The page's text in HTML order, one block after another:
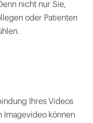
nicht nur Sie,
oder Patienten
Ihres Videos
Imagevideo können